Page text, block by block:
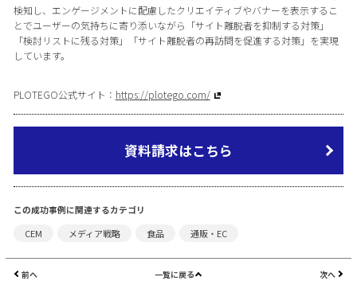
検知し、エンゲージメントに配慮したクリエイティブやバナーを表示するこ
とでユーザーの気持ちに寄り添いながら「サイト離脱者を抑制する対策」
「検討リストに残る対策」「サイト離脱者の再訪問を促進する対策」を実現
しています。
PLOTEGO公式サイト： https://plotego.com/
資料請求はこちら
この成功事例に関連するカテゴリ
CEM
メディア戦略 食品 通販・EC
前へ 一覧に戻る 次へ